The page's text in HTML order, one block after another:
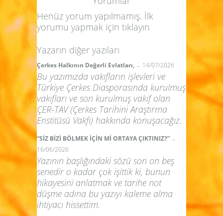
Henüz yorum yapılmamış. İlk
yorumu yapmak için tıklayın
Yazarın diğer yazıları
Çerkes Halkının Değerli Evlatları, - 14/07/2026
Bu yazımızda vakıfların işlevleri ve
Türkiye Çerkes Diasporasında kurulmuş
vakıfları ve son kurulmuş vakıf olan
ÇER-TAV (Çerkes Tarihini Araştırma
Enstitüsü Vakfı) hakkında konuşacağız.
“SİZ BİZİ BÖLMEK İÇİN Mİ ORTAYA ÇIKTINIZ?” -
16/06/2026
Yazının başlığındaki sözü son on beş
senedir o kadar çok işittik ki, bunun
hikayesini anlatmak ve tarihe not
düşme adına bu yazıyı kaleme alma
ihtiyacı hissettim.